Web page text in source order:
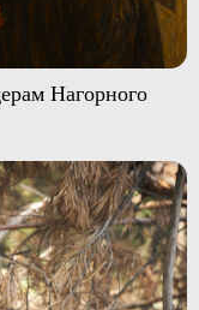
Нагорного